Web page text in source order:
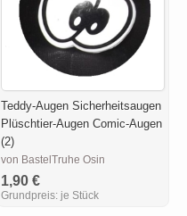
Teddy-Augen Sicherheitsaugen
Plüschtier-Augen Comic-Augen
(2)
von BastelTruhe Osin
1,90 €
Grundpreis: je Stück